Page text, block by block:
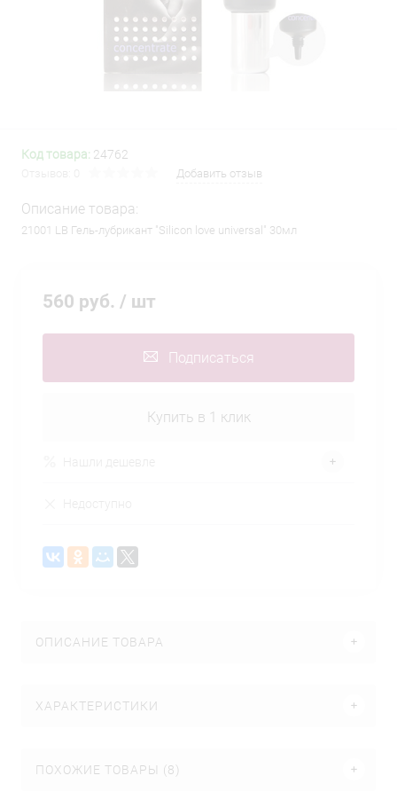
Код товара: 24762
Добавить отзыв
Описание товара:
21001 LB Гель-лубрикант "Silicon love universal" 30мл
560 руб. / шт
Подписаться
Купить в 1 клик
ОПИСАНИЕ ТОВАРА
ХАРАКТЕРИСТИКИ
ПОХОЖИЕ ТОВАРЫ (8)